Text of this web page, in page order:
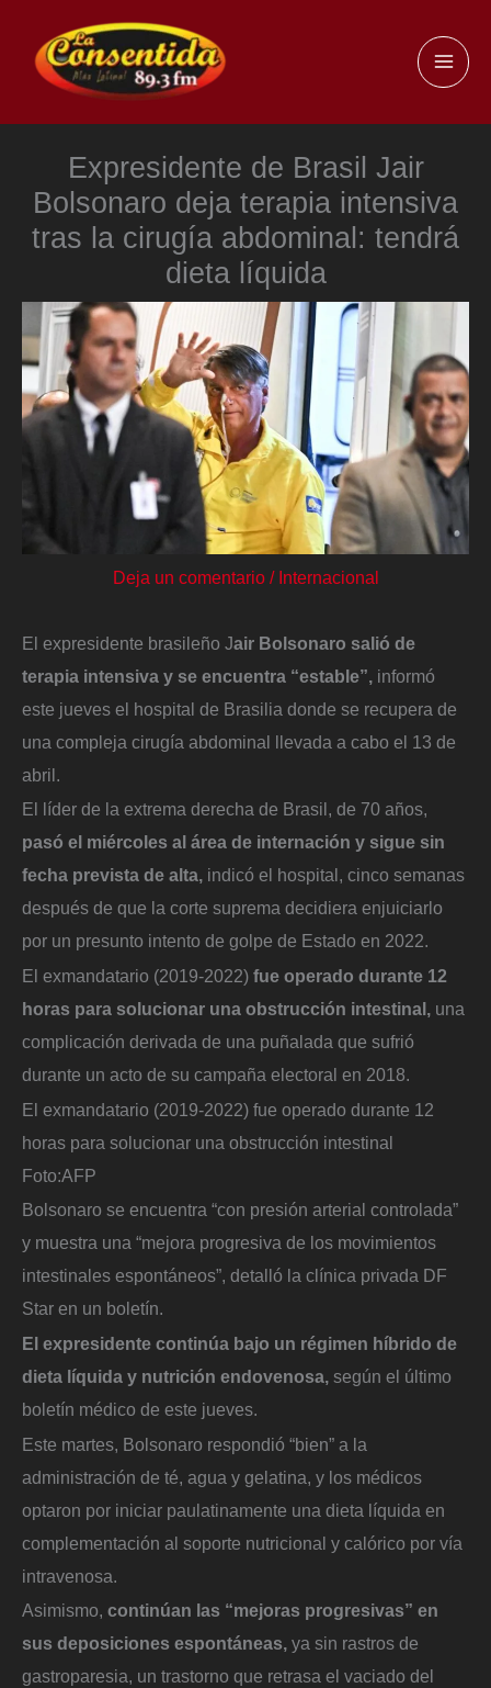
contenido
Expresidente de Brasil Jair
Bolsonaro deja terapia intensiva
tras la cirugía abdominal: tendrá
dieta líquida
Deja un comentario / Internacional
El expresidente brasileño Jair Bolsonaro salió de
terapia intensiva y se encuentra “estable”, informó
este jueves el hospital de Brasilia donde se recupera de
una compleja cirugía abdominal llevada a cabo el 13 de
abril.
El líder de la extrema derecha de Brasil, de 70 años,
pasó el miércoles al área de internación y sigue sin
fecha prevista de alta, indicó el hospital, cinco semanas
después de que la corte suprema decidiera enjuiciarlo
por un presunto intento de golpe de Estado en 2022.
El exmandatario (2019-2022) fue operado durante 12
horas para solucionar una obstrucción intestinal, una
complicación derivada de una puñalada que sufrió
durante un acto de su campaña electoral en 2018.
El exmandatario (2019-2022) fue operado durante 12
horas para solucionar una obstrucción intestinal
Foto:AFP
Bolsonaro se encuentra “con presión arterial controlada”
y muestra una “mejora progresiva de los movimientos
intestinales espontáneos”, detalló la clínica privada DF
Star en un boletín.
El expresidente continúa bajo un régimen híbrido de
dieta líquida y nutrición endovenosa, según el último
boletín médico de este jueves.
Este martes, Bolsonaro respondió “bien” a la
administración de té, agua y gelatina, y los médicos
optaron por iniciar paulatinamente una dieta líquida en
complementación al soporte nutricional y calórico por vía
intravenosa.
Asimismo, continúan las “mejoras progresivas” en
sus deposiciones espontáneas, ya sin rastros de
gastroparesia, un trastorno que retrasa el vaciado del